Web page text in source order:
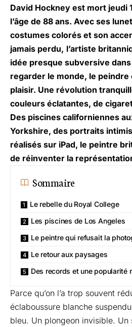
David Hockney est mort jeudi
l’âge de 88 ans. Avec ses
costumes colorés et son
jamais perdu, l’artiste
idée presque subversive
regarder le monde, le
plaisir. Une révolution
couleurs éclatantes, de
Des piscines californiennes
Yorkshire, des portraits
réalisés sur iPad, le peintre
de réinventer la
Sommaire
Le rebelle du Royal College
Les piscines de Los Angeles
Le peintre qui refusait la
Le retour aux paysages
Des records et une popularité
Parce qu’on l’a trop souvent
éclaboussure blanche
bleu. Un plongeon invisible.